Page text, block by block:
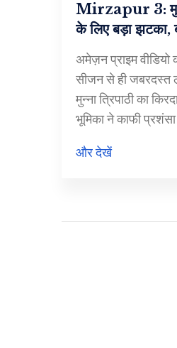
Mirzapur 3:
के लिए बड़ा झटका,
दिए गए सीन
अमेज़न प्राइम वीडियो
सीजन से ही जबरदस्त
मुन्‍ना त्रिपाठी का
भूमिका ने काफी प्रशंसा
सीजन में मुन्‍ना की
और देखें